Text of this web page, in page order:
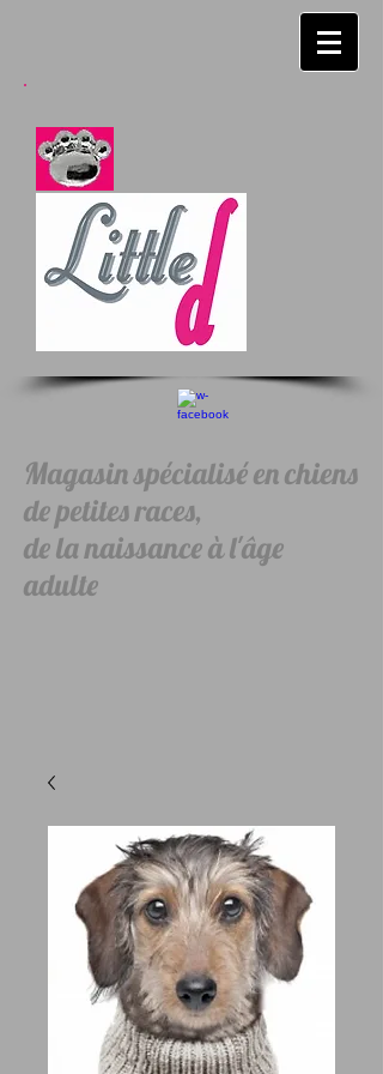
Magasin spécialisé en chiens
de petites races,
de la naissance à l'âge
adulte